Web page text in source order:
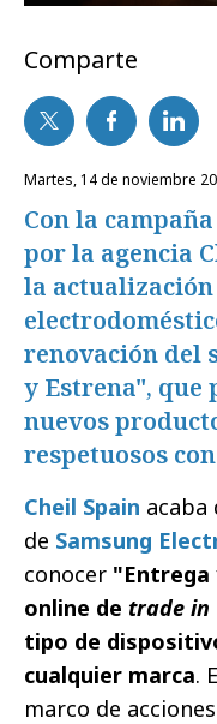
Comparte
martes, 14 de noviembre
Con la
por la agencia
la
renovación del
y Estrena", que
nuevos
respetuosos
Cheil Spain acaba
de Samsung
conocer "Entrega
online de trade in
tipo de
cualquier marca.
marco de